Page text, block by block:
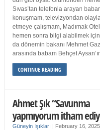
Sıvas’tan telefonla arayan
konuşmam, televizyondan
etmeye çalışmam, Madımak
hemen sonra bilgi alabilmek
da dönemin bakanı Mehmet
arasında babam Behçet
CONTINUE READING
Ahmet Şık “Savunma
yapmıyorum itham
Güneyin Işıkları | February 16, 2025